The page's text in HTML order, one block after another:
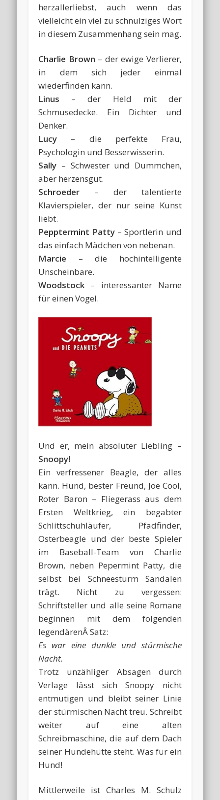
herzallerliebst, auch wenn das
vielleicht ein viel zu schnulziges Wort
in diesem Zusammenhang sein mag.
Charlie Brown – der ewige Verlierer,
in dem sich jeder einmal
wiederfinden kann.
Linus – der Held mit der
Schmusedecke. Ein Dichter und
Denker.
Lucy – die perfekte Frau,
Psychologin und Besserwisserin.
Sally – Schwester und Dummchen,
aber herzensgut.
Schroeder – der talentierte
Klavierspieler, der nur seine Kunst
liebt.
Pepptermint Patty– Sportlerin und
das einfach Mädchen von nebenan.
Marcie – die hochintelligente
Unscheinbare.
Woodstock – interessanter Name
für einen Vogel.
Und er, mein absoluter Liebling –
Snoopy!
Ein verfressener Beagle, der alles
kann. Hund, bester Freund, Joe Cool,
Roter Baron – Fliegerass aus dem
Ersten Weltkrieg, ein begabter
Schlittschuhläufer, Pfadfinder,
Osterbeagle und der beste Spieler
im Baseball-Team von Charlie
Brown, neben Pepermint Patty, die
selbst bei Schneesturm Sandalen
trägt. Nicht zu vergessen:
Schriftsteller und alle seine Romane
beginnen mit dem folgenden
legendärenÂ Satz:
Es war eine dunkle und stürmische
Nacht.
Trotz unzähliger Absagen durch
Verlage lässt sich Snoopy nicht
entmutigen und bleibt seiner Linie
der stürmischen Nacht treu. Schreibt
weiter auf eine alten
Schreibmaschine, die auf dem Dach
seiner Hundehütte steht. Was für ein
Hund!
Mittlerweile ist Charles M. Schulz